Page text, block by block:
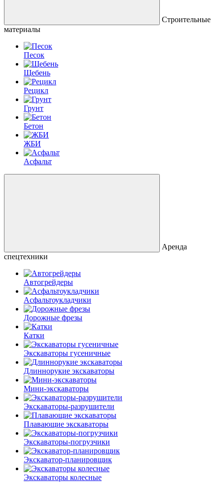
Строительные
материалы
Песок
Щебень
Рецикл
Грунт
Бетон
ЖБИ
Асфальт
Аренда
спецтехники
Автогрейдеры
Асфальто­укладчики
Дорожные фрезы
Катки
Экскаваторы гусеничные
Длиннорукие экскаваторы
Мини-экскаваторы
Экскаваторы-разрушители
Плавающие экскаваторы
Экскаваторы-погрузчики
Экскаватор-планировщик
Экскаваторы колесные